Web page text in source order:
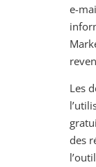
e-
Les
des